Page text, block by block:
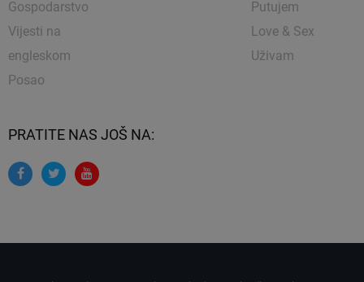
Gospodarstvo
Vijesti na
engleskom
Posao
Putujem
Love & Sex
Uživam
PRATITE NAS JOŠ NA: